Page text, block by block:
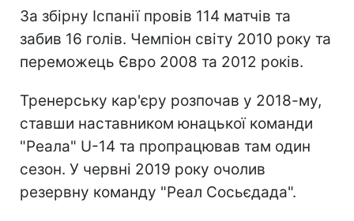
За збірну Іспанії провів 114 матчів та
забив 16 голів. Чемпіон світу 2010 року та
переможець Євро 2008 та 2012 років.
Тренерську кар'єру розпочав у 2018-му,
ставши наставником юнацької команди
"Реала" U-14 та пропрацював там один
сезон. У червні 2019 року очолив
резервну команду "Реал Сосьєдада".